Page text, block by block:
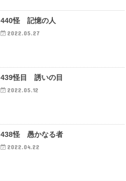
440怪 記憶の人
2022.05.27
439怪目 誘いの目
2022.05.12
438怪 愚かなる者
2022.04.22